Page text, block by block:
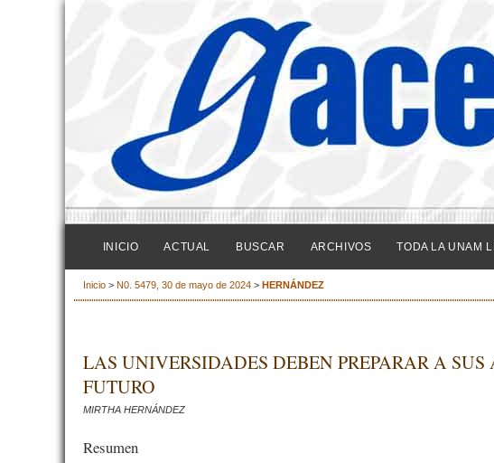
INICIO ACTUAL BUSCAR ARCHIVOS TODA LA UNAM
Inicio > N0. 5479, 30 de mayo de 2024 > HERNÁNDEZ
LAS UNIVERSIDADES DEBEN PREPARAR A
FUTURO
MIRTHA HERNÁNDEZ
Resumen